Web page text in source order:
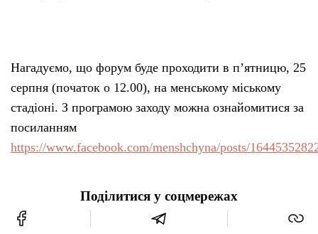
Нагадуємо, що форум буде проходити в п’ятницю, 25
серпня (початок о 12.00), на менському міському
стадіоні. З програмою заходу можна ознайомитися за
посиланням
https://www.facebook.com/menshchyna/posts/
Поділитися у соцмережах